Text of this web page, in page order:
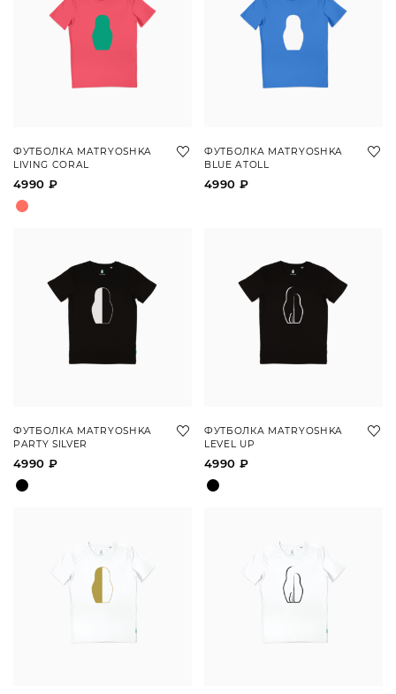
ФУТБОЛКА MATRYOSHKA
LIVING CORAL
4990 ₽
ФУТБОЛКА MATRYOSHKA
BLUE ATOLL
4990 ₽
ФУТБОЛКА MATRYOSHKA
PARTY SILVER
4990 ₽
ФУТБОЛКА MATRYOSHKA
LEVEL UP
4990 ₽